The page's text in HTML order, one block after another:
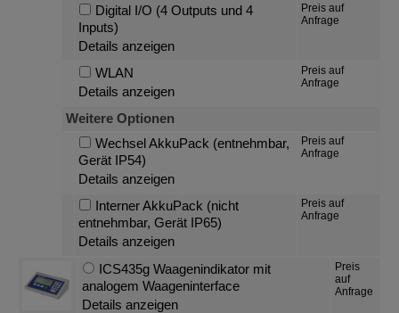
Digital I/O (4 Outputs und 4
Inputs)
Details anzeigen
Preis auf
Anfrage
WLAN
Details anzeigen
Preis auf
Anfrage
Weitere Optionen
Wechsel AkkuPack (entnehmbar,
Gerät IP54)
Details anzeigen
Preis auf
Anfrage
Interner AkkuPack (nicht
entnehmbar, Gerät IP65)
Details anzeigen
Preis auf
Anfrage
ICS435g Waagenindikator mit
analogem Waageninterface
Details anzeigen
Preis
auf
Anfrage